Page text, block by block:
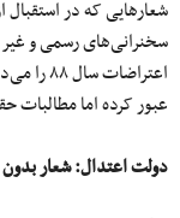
شعارهایی که در
سخنرانی‌های رسمی و
عبور کرده اما مطالبات
دولت اعتدال: شعار